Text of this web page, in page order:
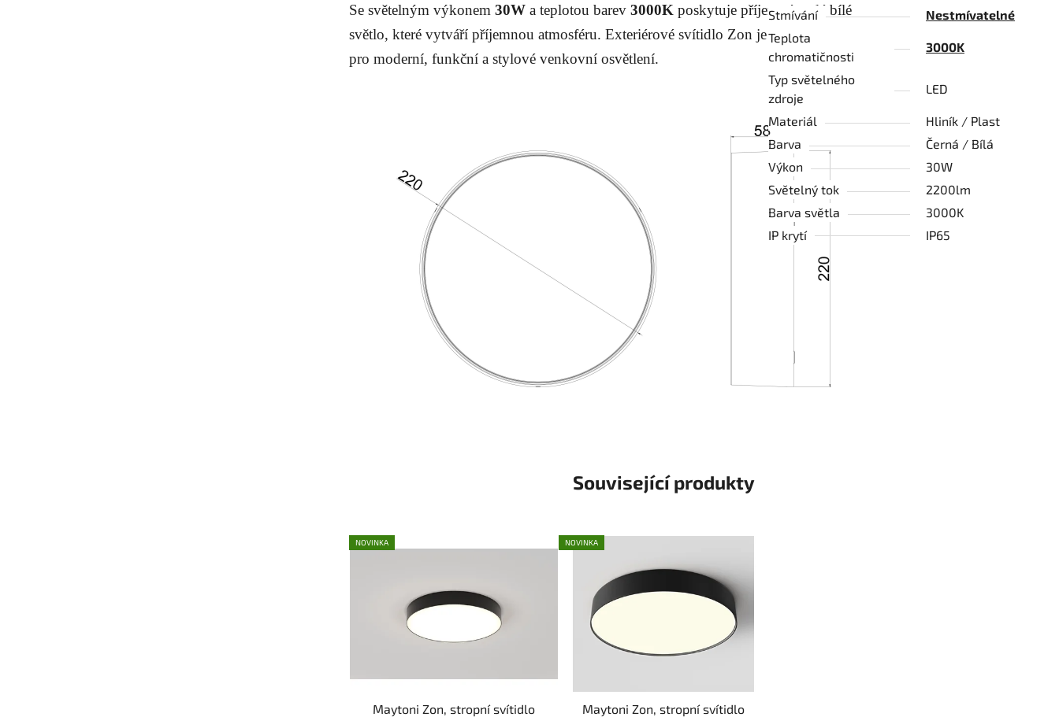
Se světelným výkonem 30W a teplotou barev 3000K poskytuje příjemné teplé bílé
světlo, které vytváří příjemnou atmosféru. Exteriérové svítidlo Zon je výbornou volbou
pro moderní, funkční a stylové venkovní osvětlení.
Stmívání
Nestmívatelné
Teplota
chromatičnosti
3000K
Typ světelného
zdroje
LED
Materiál
Hliník / Plast
Barva
Černá / Bílá
Výkon
30W
Světelný tok
2200lm
Barva světla
3000K
IP krytí
IP65
Související produkty
NOVINKA
Maytoni Zon, stropní svítidlo
NOVINKA
Maytoni Zon, stropní svítidlo